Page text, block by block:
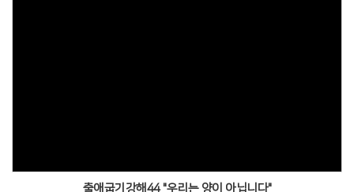
출애굽기강해44 "우리는 양이 아닙니다"